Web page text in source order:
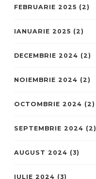
FEBRUARIE 2025 (2)
IANUARIE 2025 (2)
DECEMBRIE 2024 (2)
NOIEMBRIE 2024 (2)
OCTOMBRIE 2024 (2)
SEPTEMBRIE 2024 (2)
AUGUST 2024 (3)
IULIE 2024 (3)